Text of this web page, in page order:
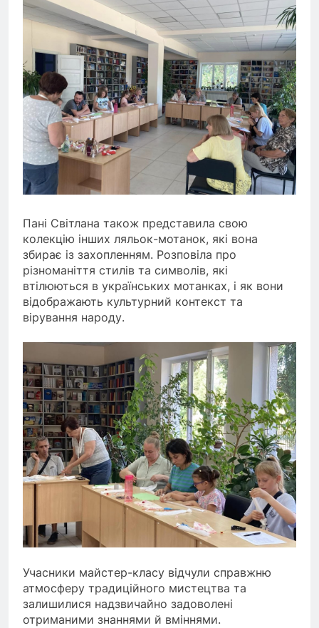
Пані Світлана також представила свою
колекцію інших ляльок-мотанок, які вона
збирає із захопленням. Розповіла про
різноманіття стилів та символів, які
втілюються в українських мотанках, і як вони
відображають культурний контекст та
вірування народу.
Учасники майстер-класу відчули справжню
атмосферу традиційного мистецтва та
залишилися надзвичайно задоволені
отриманими знаннями й вміннями.